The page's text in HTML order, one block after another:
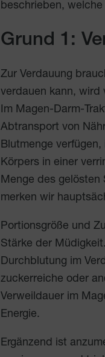
beschrieben,
Grund 1:
Zur Verdauung
verdauen kann, wird
Im Magen-Darm-
Abtransport von
Blutmenge
Körpers in einer
Menge des gelösten
merken wir
Portionsgröße und
Stärke der
Durchblutung im
zuckerreiche oder
Verweildauer im
Energie.
Ergänzend ist